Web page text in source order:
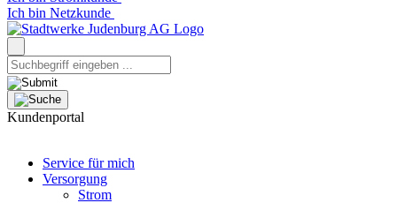
Ich bin Netzkunde
Kundenportal
Service für mich
Versorgung
Strom